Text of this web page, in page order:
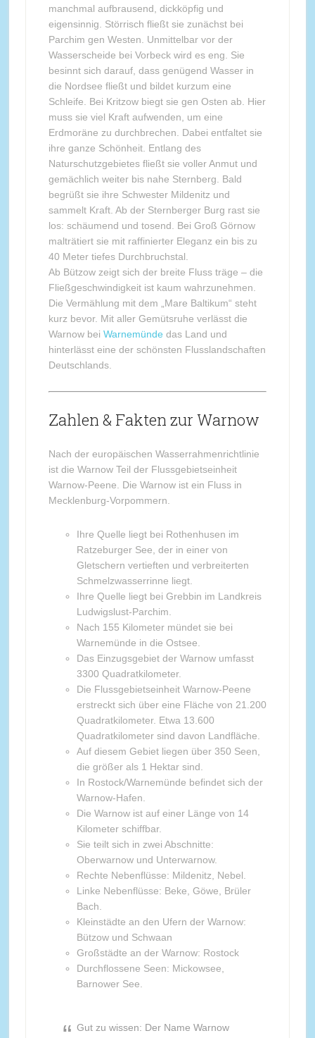
manchmal aufbrausend, dickköpfig und
eigensinnig. Störrisch fließt sie zunächst bei
Parchim gen Westen. Unmittelbar vor der
Wasserscheide bei Vorbeck wird es eng. Sie
besinnt sich darauf, dass genügend Wasser in
die Nordsee fließt und bildet kurzum eine
Schleife. Bei Kritzow biegt sie gen Osten ab. Hier
muss sie viel Kraft aufwenden, um eine
Erdmoräne zu durchbrechen. Dabei entfaltet sie
ihre ganze Schönheit. Entlang des
Naturschutzgebietes fließt sie voller Anmut und
gemächlich weiter bis nahe Sternberg. Bald
begrüßt sie ihre Schwester Mildenitz und
sammelt Kraft. Ab der Sternberger Burg rast sie
los: schäumend und tosend. Bei Groß Görnow
malträtiert sie mit raffinierter Eleganz ein bis zu
40 Meter tiefes Durchbruchstal.
Ab Bützow zeigt sich der breite Fluss träge – die
Fließgeschwindigkeit ist kaum wahrzunehmen.
Die Vermählung mit dem „Mare Baltikum“ steht
kurz bevor. Mit aller Gemütsruhe verlässt die
Warnow bei Warnemünde das Land und
hinterlässt eine der schönsten Flusslandschaften
Deutschlands.
Zahlen & Fakten zur Warnow
Nach der europäischen Wasserrahmenrichtlinie
ist die Warnow Teil der Flussgebietseinheit
Warnow-Peene. Die Warnow ist ein Fluss in
Mecklenburg-Vorpommern.
Ihre Quelle liegt bei Rothenhusen im
Ratzeburger See, der in einer von
Gletschern vertieften und verbreiterten
Schmelzwasserrinne liegt.
Ihre Quelle liegt bei Grebbin im Landkreis
Ludwigslust-Parchim.
Nach 155 Kilometer mündet sie bei
Warnemünde in die Ostsee.
Das Einzugsgebiet der Warnow umfasst
3300 Quadratkilometer.
Die Flussgebietseinheit Warnow-Peene
erstreckt sich über eine Fläche von 21.200
Quadratkilometer. Etwa 13.600
Quadratkilometer sind davon Landfläche.
Auf diesem Gebiet liegen über 350 Seen,
die größer als 1 Hektar sind.
In Rostock/Warnemünde befindet sich der
Warnow-Hafen.
Die Warnow ist auf einer Länge von 14
Kilometer schiffbar.
Sie teilt sich in zwei Abschnitte:
Oberwarnow und Unterwarnow.
Rechte Nebenflüsse: Mildenitz, Nebel.
Linke Nebenflüsse: Beke, Göwe, Brüler
Bach.
Kleinstädte an den Ufern der Warnow:
Bützow und Schwaan
Großstädte an der Warnow: Rostock
Durchflossene Seen: Mickowsee,
Barnower See.
Gut zu wissen: Der Name Warnow